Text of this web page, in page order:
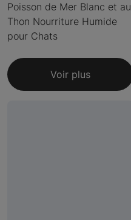
Poisson de Mer Blanc et au
Thon Nourriture Humide
pour Chats
Voir plus